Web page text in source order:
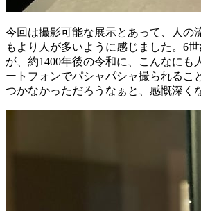
今回は撮影可能な展示とあって、人の
もより人が多いように感じました。6
が、約1400年後の令和に、こんなにも
ートフォンでパシャパシャ撮られるこ
つかなかっただろうなぁと、感慨深く